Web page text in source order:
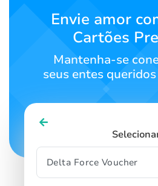
Contate-
Português
SIGN IN
Envie amor
Cartões
Mantenha-se
seus entes